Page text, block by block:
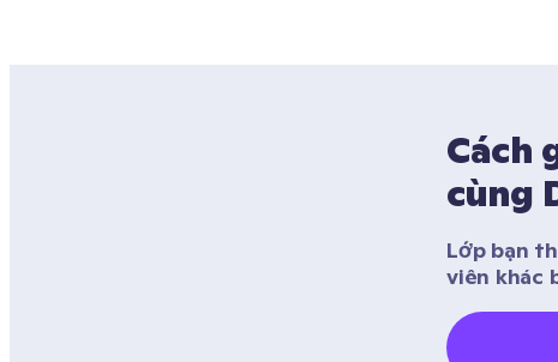
Cách
cùng
Lớp bạn
viên khác